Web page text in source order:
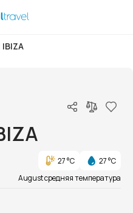
IBIZA
27 °C
27 °C
August средняя температура